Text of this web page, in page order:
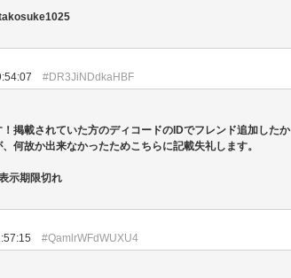
#DR3JiNDdkaHBF
掲載されていた方のディコードのIDでフレンド追加したか
何故か出来なかったためこちらに記載失礼します。
示期限切れ
#QamlrWFdWUXU4